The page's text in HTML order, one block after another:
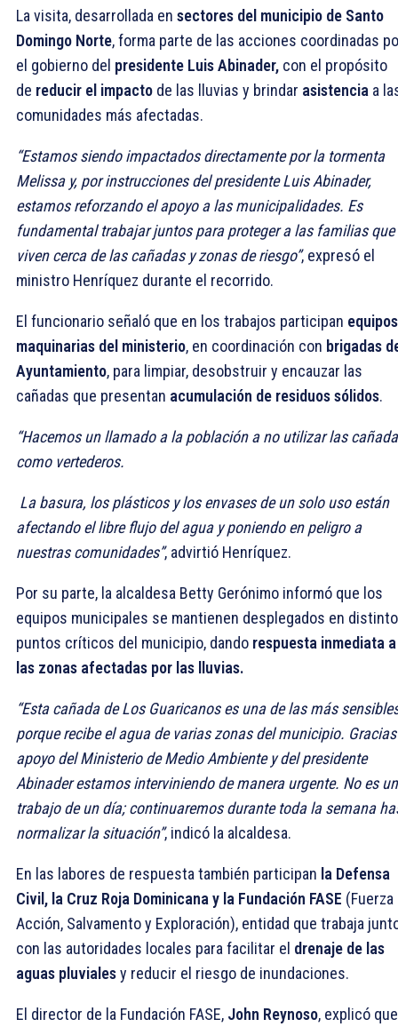
La visita, desarrollada en sectores del municipio de Santo
Domingo Norte, forma parte de las acciones coordinadas
el gobierno del presidente Luis Abinader, con el propósito
de reducir el impacto de las lluvias y brindar asistencia a
comunidades más afectadas.
“Estamos siendo impactados directamente por la tormenta
Melissa y, por instrucciones del presidente Luis Abinader,
estamos reforzando el apoyo a las municipalidades. Es
fundamental trabajar juntos para proteger a las familias que
viven cerca de las cañadas y zonas de riesgo”, expresó el
ministro Henríquez durante el recorrido.
El funcionario señaló que en los trabajos participan
maquinarias del ministerio, en coordinación con brigadas
Ayuntamiento, para limpiar, desobstruir y encauzar las
cañadas que presentan acumulación de residuos sólidos.
“Hacemos un llamado a la población a no utilizar las
como vertederos.
La basura, los plásticos y los envases de un solo uso están
afectando el libre flujo del agua y poniendo en peligro a
nuestras comunidades”, advirtió Henríquez.
Por su parte, la alcaldesa Betty Gerónimo informó que los
equipos municipales se mantienen desplegados en
puntos críticos del municipio, dando respuesta inmediata a
las zonas afectadas por las lluvias.
“Esta cañada de Los Guaricanos es una de las más
porque recibe el agua de varias zonas del municipio.
apoyo del Ministerio de Medio Ambiente y del presidente
Abinader estamos interviniendo de manera urgente. No es un
trabajo de un día; continuaremos durante toda la semana
normalizar la situación”, indicó la alcaldesa.
En las labores de respuesta también participan la Defensa
Civil, la Cruz Roja Dominicana y la Fundación FASE (Fuerza
Acción, Salvamento y Exploración), entidad que trabaja
con las autoridades locales para facilitar el drenaje de las
aguas pluvialesy reducir el riesgo de inundaciones.
El director de la Fundación FASE, John Reynoso, explicó